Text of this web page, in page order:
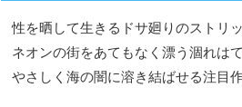
性を晒して生きるドサ廻りのストリ
ネオンの街をあてもなく漂う涸れは
やさしく海の闇に溶き結ばせる注目作